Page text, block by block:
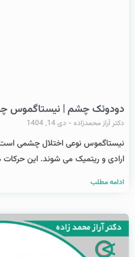
دودوئک چشم | نیستاگموس
دکتر آراز محمدزاده دی 14, 1404
نیستاگموس نوعی اختلال چشمی
ارادی و ریتمیک می ‌شوند. این حرکات
ادامه مطلب